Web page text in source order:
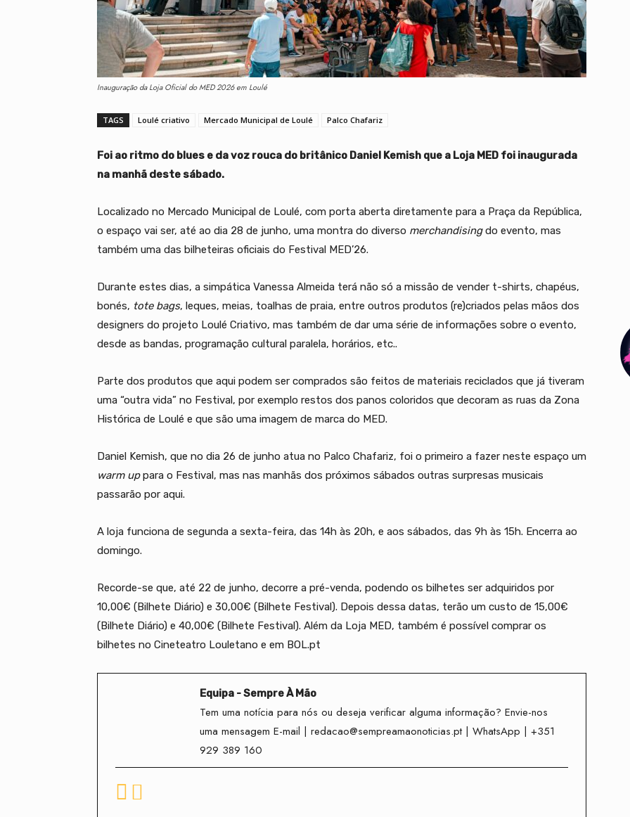
Inauguração da Loja Oficial do MED 2026 em Loulé
TAGS Loulé criativo Mercado Municipal de Loulé Palco Chafariz
Foi ao ritmo do blues e da voz rouca do britânico Daniel Kemish que a Loja MED foi inaugurada
na manhã deste sábado.
Localizado no Mercado Municipal de Loulé, com porta aberta diretamente para a Praça da República,
o espaço vai ser, até ao dia 28 de junho, uma montra do diverso merchandisingdo evento, mas
também uma das bilheteiras oficiais do Festival MED’26.
Durante estes dias, a simpática Vanessa Almeida terá não só a missão de vender t-shirts, chapéus,
bonés, tote bags, leques, meias, toalhas de praia, entre outros produtos (re)criados pelas mãos dos
designers do projeto Loulé Criativo, mas também de dar uma série de informações sobre o evento,
desde as bandas, programação cultural paralela, horários, etc..
Parte dos produtos que aqui podem ser comprados são feitos de materiais reciclados que já tiveram
uma “outra vida” no Festival, por exemplo restos dos panos coloridos que decoram as ruas da Zona
Histórica de Loulé e que são uma imagem de marca do MED.
Daniel Kemish, que no dia 26 de junho atua no Palco Chafariz, foi o primeiro a fazer neste espaço um
warm uppara o Festival, mas nas manhãs dos próximos sábados outras surpresas musicais
passarão por aqui.
A loja funciona de segunda a sexta-feira, das 14h às 20h, e aos sábados, das 9h às 15h. Encerra ao
domingo.
Recorde-se que, até 22 de junho, decorre a pré-venda, podendo os bilhetes ser adquiridos por
10,00€ (Bilhete Diário) e 30,00€ (Bilhete Festival). Depois dessa datas, terão um custo de 15,00€
(Bilhete Diário) e 40,00€ (Bilhete Festival). Além da Loja MED, também é possível comprar os
bilhetes no Cineteatro Louletano e em BOL.pt
Equipa - Sempre À Mão
Tem uma notícia para nós ou deseja verificar alguma informação? Envie-nos
uma mensagem E-mail | redacao@sempreamaonoticias.pt | WhatsApp | +351
929 389 160